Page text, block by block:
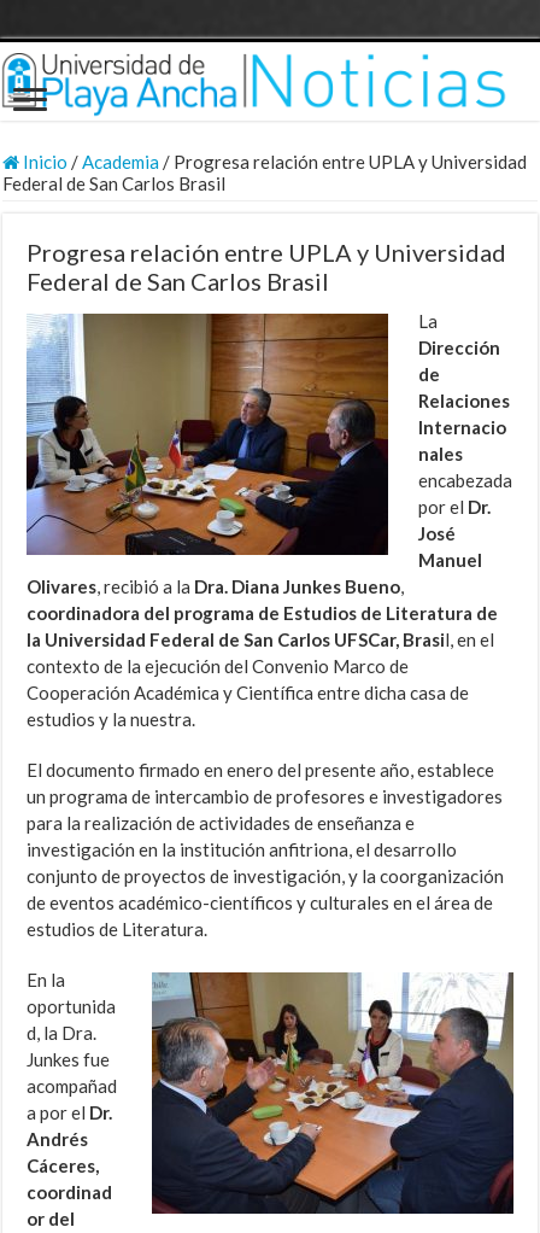
Inicio /Academia/ Progresa relación entre UPLA y Universidad
Federal de San Carlos Brasil
Progresa relación entre UPLA y Universidad
Federal de San Carlos Brasil
La
Dirección
de
Relaciones
Internacio
nales
encabezada
por el Dr.
José
Manuel
Olivares, recibió a la Dra. Diana Junkes Bueno,
coordinadora del programa de Estudios de Literatura de
la Universidad Federal de San Carlos UFSCar, Brasil, en el
contexto de la ejecución del Convenio Marco de
Cooperación Académica y Científica entre dicha casa de
estudios y la nuestra.
El documento firmado en enero del presente año, establece
un programa de intercambio de profesores e investigadores
para la realización de actividades de enseñanza e
investigación en la institución anfitriona, el desarrollo
conjunto de proyectos de investigación, y la coorganización
de eventos académico-científicos y culturales en el área de
estudios de Literatura.
En la
oportunida
d, la Dra.
Junkes fue
acompañad
a por el Dr.
Andrés
Cáceres,
coordinad
or del